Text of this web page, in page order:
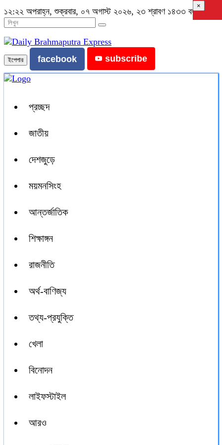
১২:২২ অপরাহ্ন, শুক্রবার, ০৭ অগাস্ট ২০২৬, ২৩ শ্রাবণ ১৪৩৩ বঙ্গাব্দ
ইপেপার facebook subscribe
প্রচ্ছদ
জাতীয়
দেশজুড়ে
ময়মনসিংহ
আন্তর্জাতিক
শিক্ষাঙ্গন
রাজনীতি
অর্থ-বাণিজ্য
তথ্য-প্রযুক্তি
খেলা
বিনোদন
লাইফস্টাইল
আরও
×